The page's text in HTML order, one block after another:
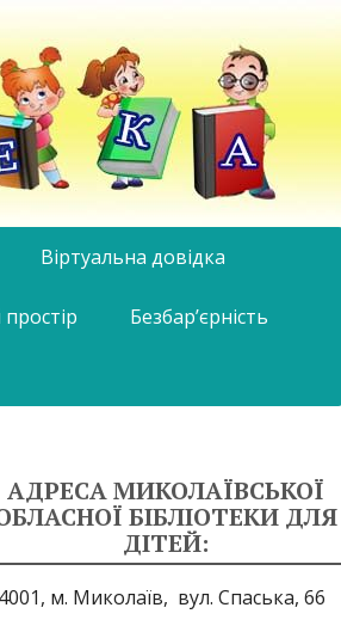
Віртуальна довідка
Безбар’єрність
АДРЕСА МИКОЛАЇВСЬКОЇ
БІБЛІОТЕКИ ДЛЯ
ДІТЕЙ:
м. Миколаїв, вул. Спаська, 66